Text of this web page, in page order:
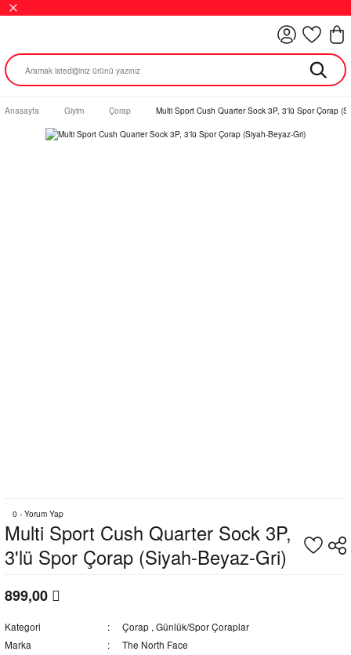
Anasayfa Giyim Çorap Multi Sport Cush Quarter Sock 3P, 3'lü Spor Çorap
0 - Yorum Yap
Multi Sport Cush Quarter Sock 3P,
3'lü Spor Çorap (Siyah-Beyaz-Gri)
899,00
Kategori Çorap , Günlük/Spor Çoraplar
Marka
The North Face